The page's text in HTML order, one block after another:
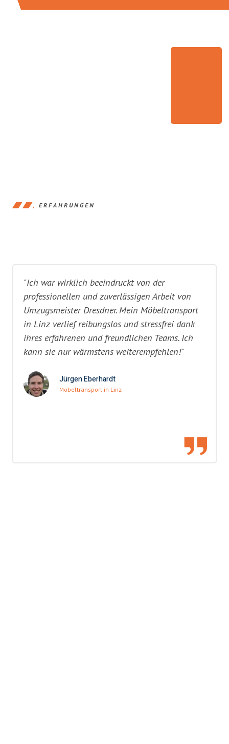
ERFAHRUNGEN
"Ich war wirklich beeindruckt von der
professionellen und zuverlässigen Arbeit von
Umzugsmeister Dresdner. Mein Möbeltransport
in Linz verlief reibungslos und stressfrei dank
ihres erfahrenen und freundlichen Teams. Ich
kann sie nur wärmstens weiterempfehlen!"
Jürgen Eberhardt
Möbeltransport in Linz